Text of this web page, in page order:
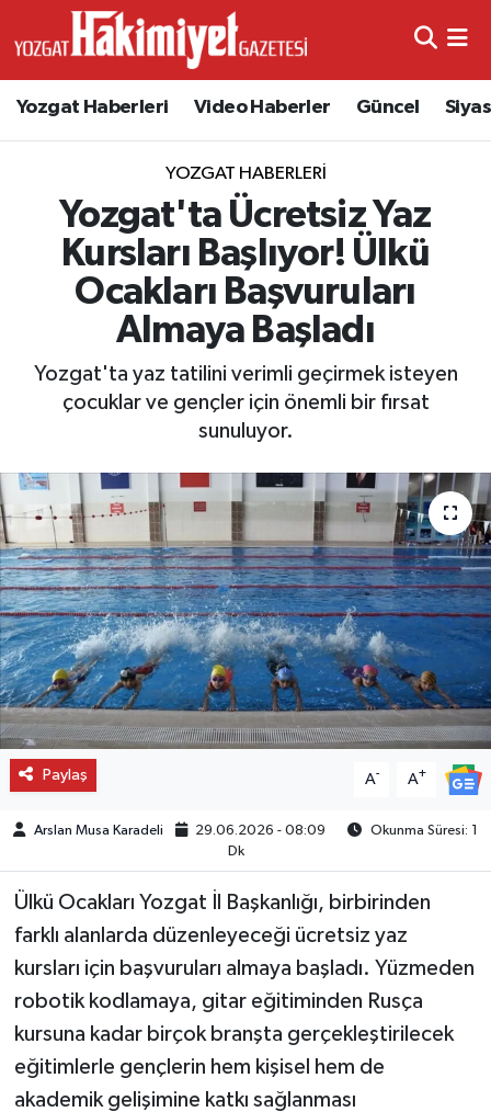
Yozgat Haberleri Video Haberler Güncel
YOZGAT HABERLERI
Yozgat'ta Ücretsiz Yaz
Kursları Başlıyor! Ülkü
Ocakları Başvuruları
Almaya Başladı
Yozgat'ta yaz tatilini verimli geçirmek isteyen
çocuklar ve gençler için önemli bir fırsat
sunuluyor.
Paylaş A- A+
Arslan Musa Karadeli 29.06.2026 - 08:09
Okunma Süresi: 1
Dk
Ülkü Ocakları Yozgat İl Başkanlığı, birbirinden
farklı alanlarda düzenleyeceği ücretsiz yaz
kursları için başvuruları almaya başladı. Yüzmeden
robotik kodlamaya, gitar eğitiminden Rusça
kursuna kadar birçok branşta gerçekleştirilecek
eğitimlerle gençlerin hem kişisel hem de
akademik gelişimine katkı sağlanması